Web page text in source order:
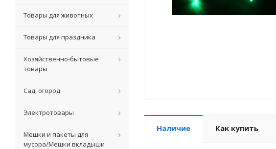
Наличие Как купить
Товары для животных
Товары для праздника
Хозяйственно-бытовые
товары
Сад, огород
Электротовары
Мешки и пакеты для
мусора/Мешки вкладыши